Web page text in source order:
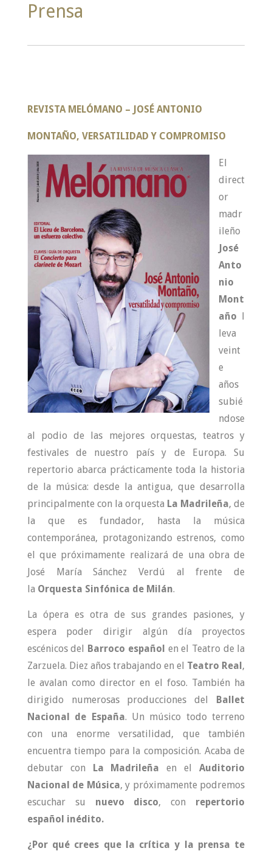
Prensa
REVISTA MELÓMANO – JOSÉ ANTONIO
MONTAÑO, VERSATILIDAD Y COMPROMISO
El
direct
or
madr
ileño
José
Anto
nio
Mont
año l
leva
veint
e
años
subié
ndose
al podio de las mejores orquestas, teatros y
festivales de nuestro país y de Europa. Su
repertorio abarca prácticamente toda la historia
de la música: desde la antigua, que desarrolla
principalmente con la orquesta La Madrileña, de
la que es fundador, hasta la música
contemporánea, protagonizando estrenos, como
el que próximamente realizará de una obra de
José María Sánchez Verdú al frente de
la Orquesta Sinfónica de Milán.
La ópera es otra de sus grandes pasiones, y
espera poder dirigir algún día proyectos
escénicos del Barroco español en el Teatro de la
Zarzuela. Diez años trabajando en el Teatro Real,
le avalan como director en el foso. También ha
dirigido numerosas producciones del Ballet
Nacional de España. Un músico todo terreno
con una enorme versatilidad, que también
encuentra tiempo para la composición. Acaba de
debutar con La Madrileña en elAuditorio
Nacional de Música, y próximamente podremos
escuchar su nuevo disco, con repertorio
español inédito.
¿Por qué crees que la crítica y la prensa te